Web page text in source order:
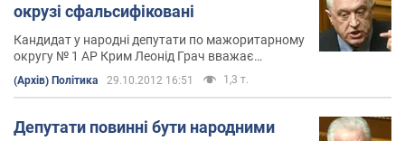
окрузі сфальсифіковані
Кандидат у народні депутати по мажоритарному
округу № 1 АР Крим Леонід Грач вважає
результати виборів сфальсифікованими, але в
суд не піде. Про це він заявив в інтерв'ю
(Архів) Політика 29.10.2012 16:51 1,3 т.
Депутати повинні бути народними